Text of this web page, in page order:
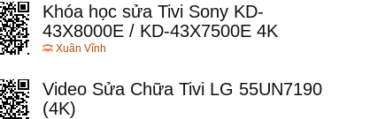
Khóa học sửa Tivi Sony KD-
43X8000E / KD-43X7500E 4K
Xuân Vĩnh
Video Sửa Chữa Tivi LG 55UN7190
(4K)